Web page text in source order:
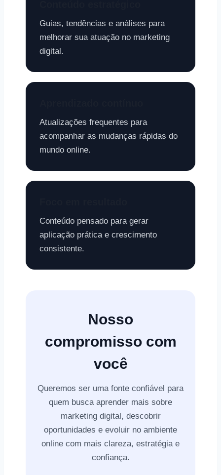
Guias, tendências e análises para
melhorar sua atuação no marketing
digital.
Atualizações frequentes para
acompanhar as mudanças rápidas do
mundo online.
Conteúdo pensado para gerar
aplicação prática e crescimento
consistente.
Nosso
compromisso com
você
Queremos ser uma fonte confiável para
quem busca aprender mais sobre
marketing digital, descobrir
oportunidades e evoluir no ambiente
online com mais clareza, estratégia e
confiança.